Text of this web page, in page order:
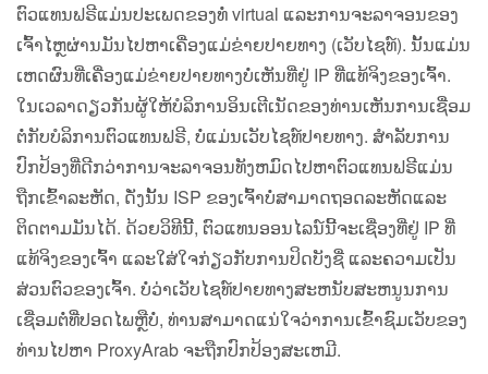
ຕົວແທນຟຣີແມ່ນປະເພດຂອງທໍ່ virtual ແລະການຈະລາຈອນຂອງ
ເຈົ້າໄຫຼຜ່ານມັນໄປຫາເຄື່ອງແມ່ຂ່າຍປາຍທາງ (ເວັບໄຊທ໌). ນັ້ນແມ່ນ
ເຫດຜົນທີ່ເຄື່ອງແມ່ຂ່າຍປາຍທາງບໍ່ເຫັນທີ່ຢູ່ IP ທີ່ແທ້ຈິງຂອງເຈົ້າ.
ໃນເວລາດຽວກັນຜູ້ໃຫ້ບໍລິການອິນເຕີເນັດຂອງທ່ານເຫັນການເຊື່ອມ
ຕໍ່ກັບບໍລິການຕົວແທນຟຣີ, ບໍ່ແມ່ນເວັບໄຊທ໌ປາຍທາງ. ສໍາລັບການ
ປົກປ້ອງທີ່ດີກວ່າການຈະລາຈອນທັງຫມົດໄປຫາຕົວແທນຟຣີແມ່ນ
ຖືກເຂົ້າລະຫັດ, ດັ່ງນັ້ນ ISP ຂອງເຈົ້າບໍ່ສາມາດຖອດລະຫັດແລະ
ຕິດຕາມມັນໄດ້. ດ້ວຍວິທີນີ້, ຕົວແທນອອນໄລນ໌ນີ້ຈະເຊື່ອງທີ່ຢູ່ IP ທີ່
ແທ້ຈິງຂອງເຈົ້າ ແລະໃສ່ໃຈກ່ຽວກັບການປິດບັງຊື່ ແລະຄວາມເປັນ
ສ່ວນຕົວຂອງເຈົ້າ. ບໍ່ວ່າເວັບໄຊທ໌ປາຍທາງສະຫນັບສະຫນູນການ
ເຊື່ອມຕໍ່ທີ່ປອດໄພຫຼືບໍ່, ທ່ານສາມາດແນ່ໃຈວ່າການເຂົ້າຊົມເວັບຂອງ
ທ່ານໄປຫາ ProxyArab ຈະຖືກປົກປ້ອງສະເຫມີ.